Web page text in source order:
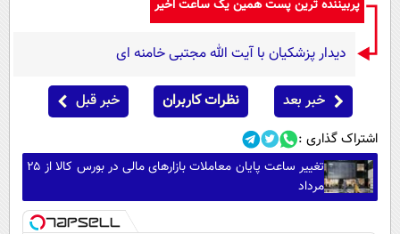
پربیننده ترین پست همین یک ساعت اخیر
دیدار پزشکیان با آیت الله مجتبی خامنه ای
خبر بعد نظرات کاربران خبر قبل
اشتراک گذاری :
تغییر ساعت پایان معاملات بازارهای مالی در بورس کالا از ۲۵
مرداد